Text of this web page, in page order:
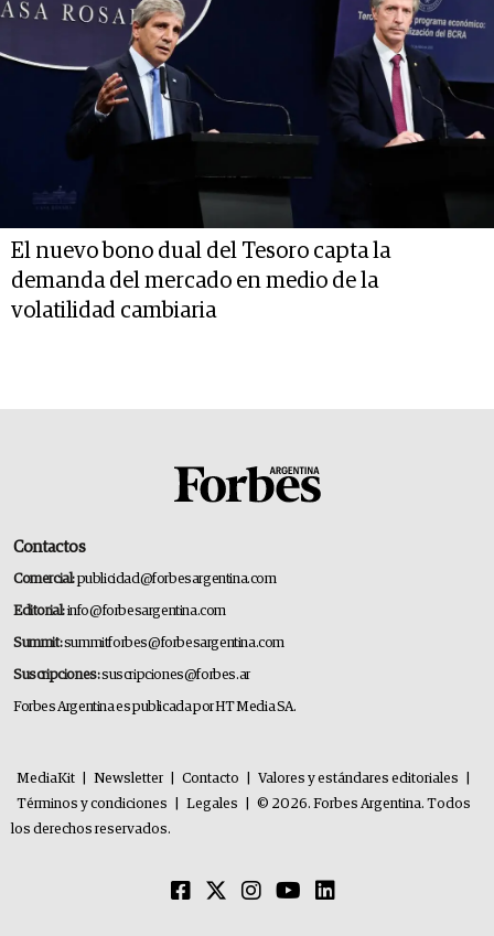
El nuevo bono dual del Tesoro capta la
demanda del mercado en medio de la
volatilidad cambiaria
Contactos
Comercial:publicidad@forbesargentina.com
Editorial:info@forbesargentina.com
Summit:summitforbes@forbesargentina.com
Suscripciones:suscripciones@forbes.ar
Forbes Argentina es publicada por HT Media SA.
MediaKit Newsletter Contacto Valores y estándares editoriales
Términos y condiciones
Legales
© 2026. Forbes Argentina. Todos
los derechos reservados.